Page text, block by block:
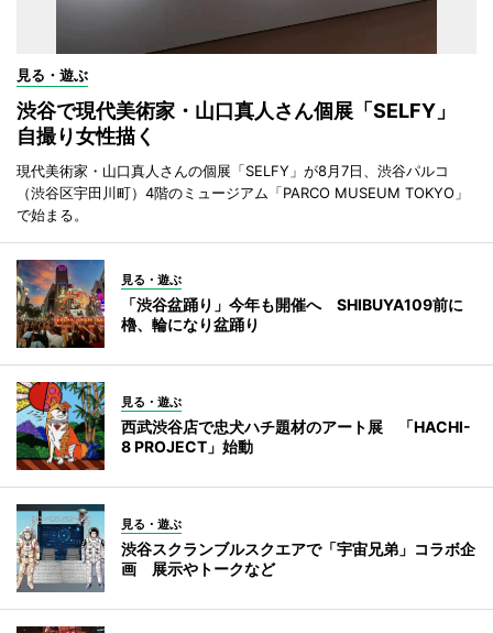
見る・遊ぶ
渋谷で現代美術家・山口真人さん個展「SELFY」
自撮り女性描く
現代美術家・山口真人さんの個展「SELFY」が8月7日、渋谷パルコ
（渋谷区宇田川町）4階のミュージアム「PARCO MUSEUM TOKYO」
で始まる。
見る・遊ぶ
「渋谷盆踊り」今年も開催へ SHIBUYA109前に
櫓、輪になり盆踊り
見る・遊ぶ
西武渋谷店で忠犬ハチ題材のアート展 「HACHI-
8 PROJECT」始動
見る・遊ぶ
渋谷スクランブルスクエアで「宇宙兄弟」コラボ企
画 展示やトークなど